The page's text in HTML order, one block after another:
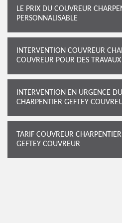
LE PRIX DU COUVREUR
PERSONNALISABLE
INTERVENTION COUVREUR
COUVREUR POUR DES
INTERVENTION EN URGENCE
CHARPENTIER GEFTEY
TARIF COUVREUR
GEFTEY COUVREUR